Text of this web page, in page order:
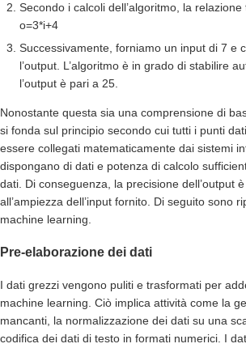
Secondo i calcoli dell’algoritmo, la
o=3*i+4
Successivamente, forniamo un input di 7 e
l’output. L’algoritmo è in grado di stabilire
l’output è pari a 25.
Nonostante questa sia una comprensione di
si fonda sul principio secondo cui tutti i punti
essere collegati matematicamente dai sistemi
dispongano di dati e potenza di calcolo
dati. Di conseguenza, la precisione dell’output
all’ampiezza dell’input fornito. Di seguito sono
machine learning.
Pre-elaborazione dei dati
I dati grezzi vengono puliti e trasformati per
machine learning. Ciò implica attività come la
mancanti, la normalizzazione dei dati su una
codifica dei dati di testo in formati numerici. I